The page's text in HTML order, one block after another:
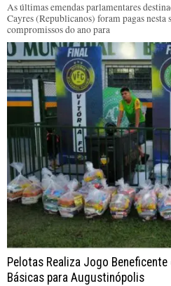
As últimas emendas parlamentares
Cayres (Republicanos) foram pagas nesta
compromissos do ano para
Pelotas Realiza Jogo
Básicas para Augustinópolis